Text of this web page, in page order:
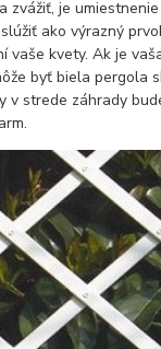
zvážiť, je
ako výrazný
vaše kvety. Ak je
byť biela pergola
v strede záhrady